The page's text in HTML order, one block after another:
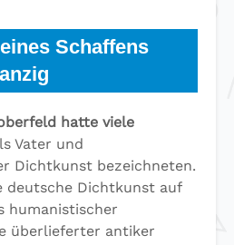
Schaffens
hatte viele
Vater und
Dichtkunst bezeichneten.
deutsche Dichtkunst auf
humanistischer
überlieferter antiker